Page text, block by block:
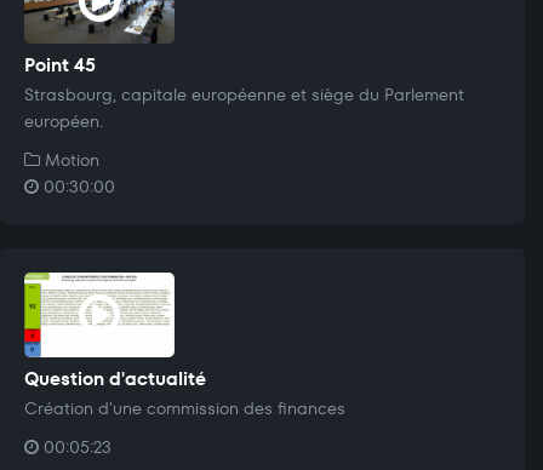
Point 45
Strasbourg, capitale européenne et siège du Parlement
européen.
Motion
00:30:00
Question d'actualité
Création d'une commission des finances
00:05:23